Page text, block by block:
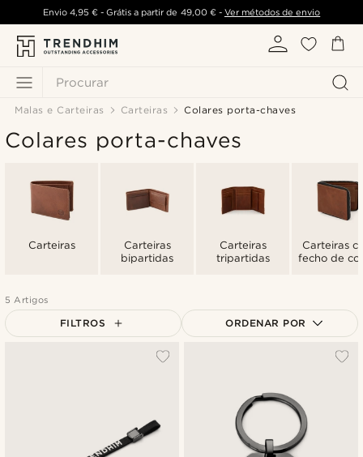
Procurar
Envio 4,95 €- Grátis a partir de 49,00 €- Ver métodos de envio
Malas e Carteiras Carteiras Colares porta-chaves
Colares porta-chaves
Carteiras
Carteiras
bipartidas
Carteiras
tripartidas
Carteiras
fecho de
5 Artigos
FILTROS ORDENAR POR
Preço mais baixo
Preço mais alto